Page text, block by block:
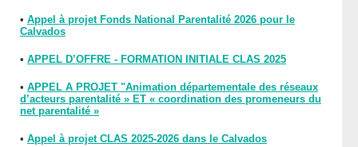
• Appel à projet Fonds National Parentalité 2026 pour le
Calvados
• APPEL D’OFFRE - FORMATION INITIALE CLAS 2025
• APPEL A PROJET "Animation départementale des réseaux
d’acteurs parentalité » ET « coordination des promeneurs du
net parentalité »
• Appel à projet CLAS 2025-2026 dans le Calvados